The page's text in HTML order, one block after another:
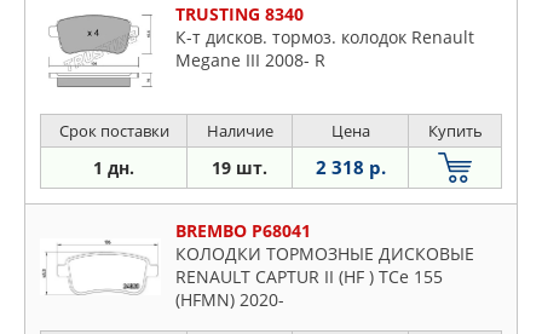
TRUSTING 8340
К-т дисков. тормоз. колодок Renault
Megane III 2008- R
Срок поставки Наличие Цена Купить
1 дн. 19 шт. 2 318 р.
BREMBO P68041
КОЛОДКИ ТОРМОЗНЫЕ ДИСКОВЫЕ
RENAULT CAPTUR II (HF ) TCe 155
(HFMN) 2020-